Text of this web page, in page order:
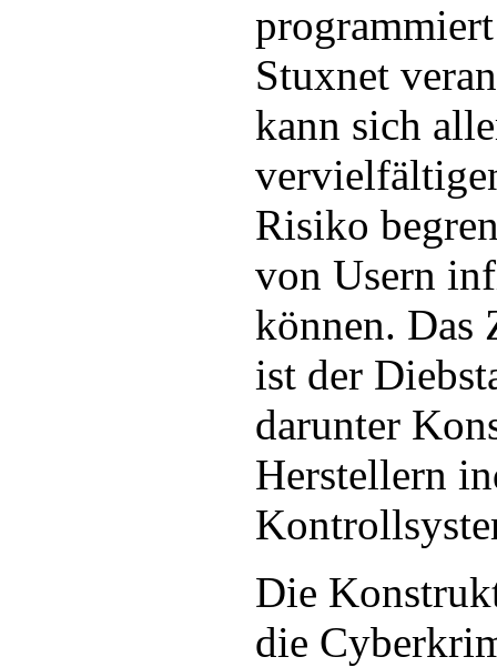
Stuxnet
kann sich
Risiko
von Usern
können. Das
ist der
darunter
Herstellern
Die
die